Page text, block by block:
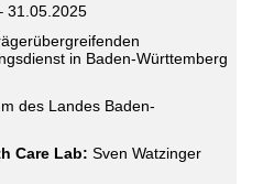
31.05.2025
in Baden-Württemberg
des Landes Baden-
Care Lab: Sven Watzinger